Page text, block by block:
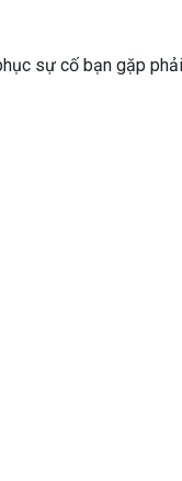
sự cố bạn gặp